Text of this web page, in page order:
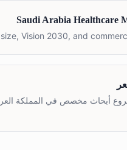
Saudi Arabia Healthcare
Vision 2030, and
أبحاث مخصص في المملكة